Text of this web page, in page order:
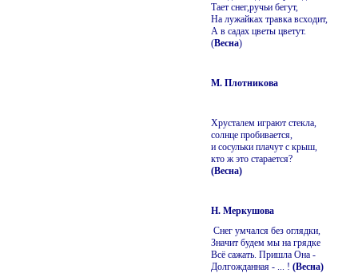
Тает снег,ручьи бегут,
На лужайках травка всходит,
А в садах цветы цветут.
(Весна)
М. Плотникова
Хрусталем играют стекла,
солнце пробивается,
и сосульки плачут с крыш,
кто ж это старается?
(Весна)
Н. Меркушова
Снег умчался без оглядки,
Значит будем мы на грядке
Всё сажать. Пришла Она -
Долгожданная - ... ! (Весна)